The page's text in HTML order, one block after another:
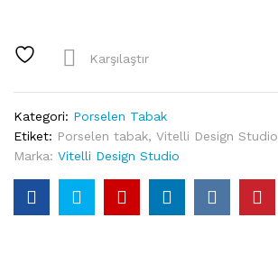
21
Porselen
Tabak
quantity
Karşılaştır
Kategori: Porselen Tabak
Etiket: Porselen tabak, Vitelli Design Studio
Marka: Vitelli Design Studio